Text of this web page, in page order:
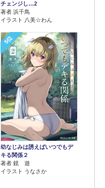
チェンジし…2
著者 浜千鳥
イラスト 八美☆わん
5位
幼なじみは誘えばいつでもデ
キる関係２
著者 鏡 遊
イラスト うなさか